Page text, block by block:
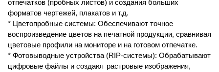
отпечатков (пробных листов) и создания больших
форматов чертежей, плакатов и т.д.
* Цветопробные системы: Обеспечивают точное
воспроизведение цветов на печатной продукции, сравнивая
цветовые профили на мониторе и на готовом отпечатке.
* Фотовыводные устройства (RIP-системы): Обрабатывают
цифровые файлы и создают растровые изображения,